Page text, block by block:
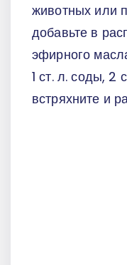
животных или
добавьте в
эфирного
1 ст. л. соды, 2
встряхните и